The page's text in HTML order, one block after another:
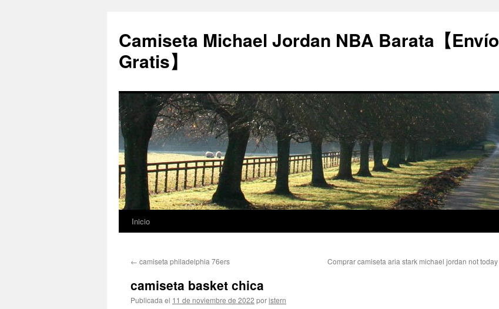
Camiseta Michael Jordan NBA Barata【Envío
Gratis】
Saltar
contenido
Inicio
← camiseta philadelphia 76ers Comprar camiseta aria stark michael jordan not today
camiseta basket chica
Publicada el 11 de noviembre de 2022 poristern